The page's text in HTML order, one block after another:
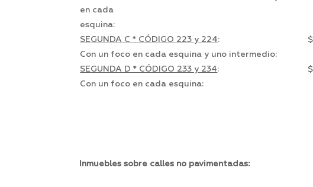
en cada
esquina:
SEGUNDA C * CÓDIGO 223 y 224:
Con un foco en cada esquina y uno intermedio:
SEGUNDA D * CÓDIGO 233 y 234:
Con un foco en cada esquina:
Inmuebles sobre calles no pavimentadas: